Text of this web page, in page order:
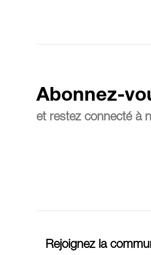
Abonnez-
et restez connecté à
Rejoignez la